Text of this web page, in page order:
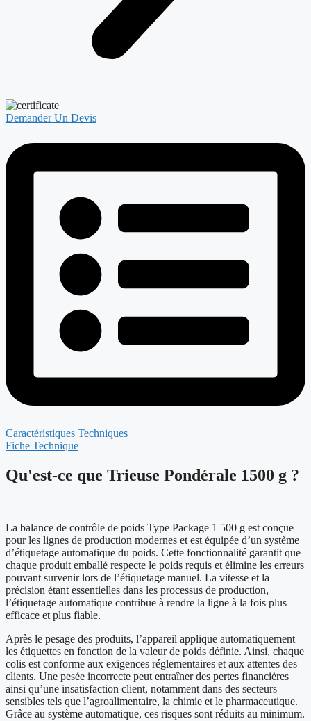
Demander Un Devis
Caractéristiques Techniques
Fiche Technique
Qu'est-ce que Trieuse Pondérale 1500 g ?
La balance de contrôle de poids Type Package 1 500 g est conçue
pour les lignes de production modernes et est équipée d’un système
d’étiquetage automatique du poids. Cette fonctionnalité garantit que
chaque produit emballé respecte le poids requis et élimine les erreurs
pouvant survenir lors de l’étiquetage manuel. La vitesse et la
précision étant essentielles dans les processus de production,
l’étiquetage automatique contribue à rendre la ligne à la fois plus
efficace et plus fiable.
Après le pesage des produits, l’appareil applique automatiquement
les étiquettes en fonction de la valeur de poids définie. Ainsi, chaque
colis est conforme aux exigences réglementaires et aux attentes des
clients. Une pesée incorrecte peut entraîner des pertes financières
ainsi qu’une insatisfaction client, notamment dans des secteurs
sensibles tels que l’agroalimentaire, la chimie et le pharmaceutique.
Grâce au système automatique, ces risques sont réduits au minimum.